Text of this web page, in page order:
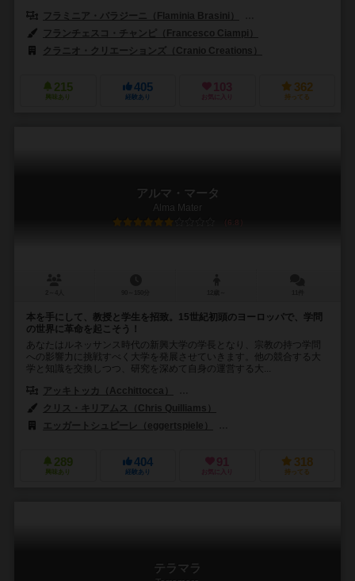
フラミニア・バラジーニ（Flaminia Brasini）
フランチェスコ・チャンピ（Francesco Ciampi）
クラニオ・クリエーションズ（Cranio Creations）
215
興味あり
405
経験あり
103
お気に入り
362
持ってる
アルマ・マータ
Alma Mater
6.8
本を手にして、教授と学生を招致。15世紀初頭のヨーロッパで、学問
の世界に革命を起こそう！
あなたはルネッサンス時代の新興大学の学長となり、宗教の持つ学問
への影響力に挑戦すべく大学を発展させていきます。他の競合する大
学と知識を交換しつつ、研究を深めて自身の運営する大...
アッキトッカ（Acchittocca）
クリス・キリアムス（Chris Quilliams）
エッガートシュピーレ（eggertspiele）
289
興味あり
404
経験あり
91
お気に入り
318
持ってる
テラマラ